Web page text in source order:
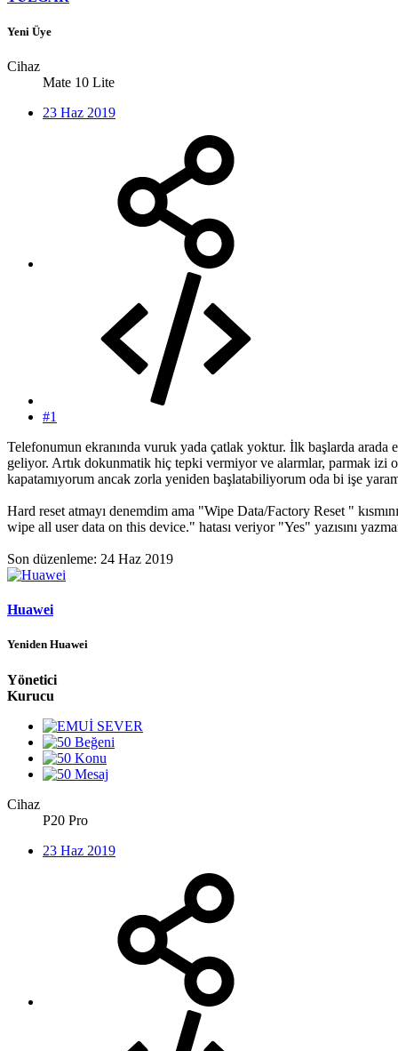
Yeni Üye
Cihaz
Mate 10 Lite
23 Haz 2019
#1
Telefonumun ekranında vuruk yada çatlak yoktur. İlk başlarda
geliyor. Artık dokunmatik hiç tepki vermiyor ve alarmlar, parmak izi
kapatamıyorum ancak zorla yeniden başlatabiliyorum oda bi işe
Hard reset atmayı denemdim ama "Wipe Data/Factory Reset "
wipe all user data on this device." hatası veriyor "Yes" yazısını
Son düzenleme: 24 Haz 2019
Huawei
Yeniden Huawei
Yönetici
Kurucu
Cihaz
P20 Pro
23 Haz 2019